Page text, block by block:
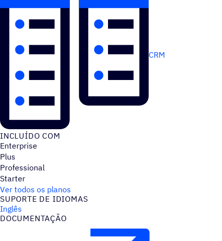
CRM
INCLUÍDO COM
Enterprise
Plus
Professional
Starter
Ver todos os planos
SUPORTE DE IDIOMAS
Inglês
DOCUMENTAÇÃO